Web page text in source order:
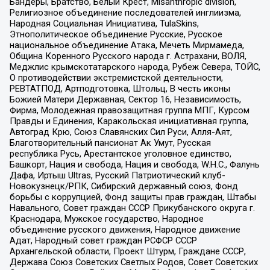
Религиозное объединение последователей инглиизма,
Народная Социальная Инициатива, TulaSkins,
Этнополитическое объединение Русские, Русское
национальное объединение Атака, Мечеть Мирмамеда,
Община Коренного Русского народа г. Астрахани, ВОЛЯ,
Меджлис крымскотатарского народа, Рубеж Севера, ТОЙС,
О противодействии экстремистской деятельности,
РЕВТАТПОД, Артподготовка, Штольц, В честь иконы
Божией Матери Державная, Сектор 16, Независимость,
Фирма, Молодежная правозащитная группа МПГ, Курсом
Правды и Единения, Каракольская инициативная группа,
Автоград Крю, Союз Славянских Сил Руси, Алля-Аят,
Благотворительный пансионат Ак Умут, Русская
республика Русь, Арестантское уголовное единство,
Башкорт, Нация и свобода, Нация и свобода, W.H.С., Фалунь
Дафа, Иртыш Ultras, Русский Патриотический клуб-
Новокузнецк/РПК, Сибирский державный союз, Фонд
борьбы с коррупцией, Фонд защиты прав граждан, Штабы
Навального, Совет граждан СССР Прикубанского округа г.
Краснодара, Мужское государство, Народное
объединение русского движения, Народное движение
Адат, Народный совет граждан РСФСР СССР
Архангельской области, Проект Штурм, Граждане СССР,
Держава Союз Советских Светлых Родов, Совет Советских